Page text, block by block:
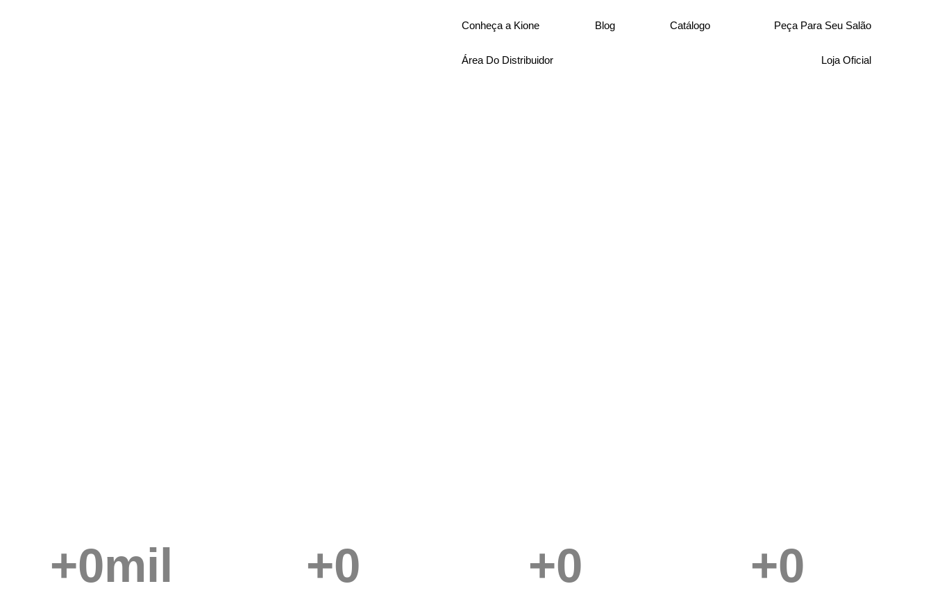
Conheça a Kione Blog Catálogo Peça Para Seu Salão
Área Do Distribuidor Loja Oficial
+0mil +0 +0 +0